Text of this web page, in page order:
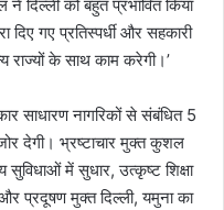
दिल्ली को बहुत प्रभावित किया
दिए गए प्रतिस्पर्धी और सहकारी
के साथ काम करेगी।’
साधारण नागरिकों से संबंधित 5
देगी। भ्रष्टाचार मुक्त कुशल
सुविधाओं में सुधार, उत्कृष्ट शिक्षा
प्रदूषण मुक्त दिल्ली, यमुना का